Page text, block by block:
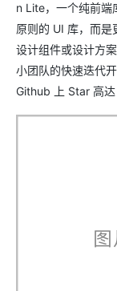
n Lite，一个纯前端
原则的 UI 库，而是
设计组件或设计方
小团队的快速迭代
Github 上 Star 高达